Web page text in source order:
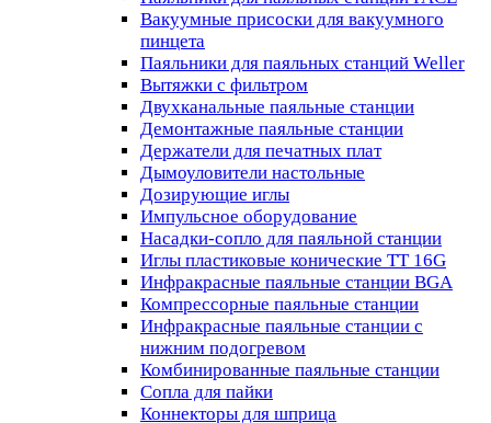
Вакуумные присоски для вакуумного
пинцета
Паяльники для паяльных станций Weller
Вытяжки с фильтром
Двухканальные паяльные станции
Демонтажные паяльные станции
Держатели для печатных плат
Дымоуловители настольные
Дозирующие иглы
Импульсное оборудование
Насадки-сопло для паяльной станции
Иглы пластиковые конические TT 16G
Инфракрасные паяльные станции BGA
Компрессорные паяльные станции
Инфракрасные паяльные станции с
нижним подогревом
Комбинированные паяльные станции
Сопла для пайки
Коннекторы для шприца